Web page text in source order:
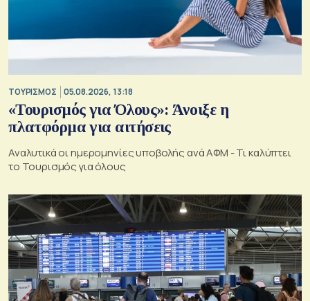
ΤΟΥΡΙΣΜΟΣ 05.08.2026, 13:18
«Τουρισμός για Όλους»: Άνοιξε η
πλατφόρμα για αιτήσεις
Αναλυτικά οι ημερομηνίες υποβολής ανά ΑΦΜ - Τι καλύπτει
το Τουρισμός για όλους